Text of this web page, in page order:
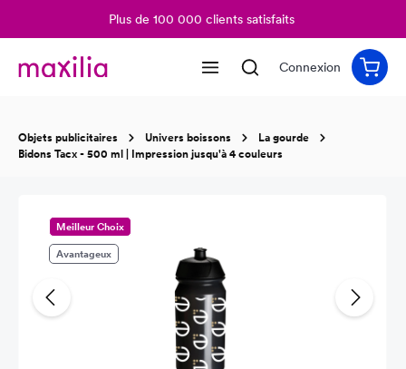
Plus de 100 000 clients satisfaits
Connexion
Objets publicitaires Univers boissons
La gourde
Bidons Tacx - 500 ml | Impression jusqu'à 4 couleurs
Meilleur Choix
Avantageux